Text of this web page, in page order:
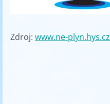
Zdroj: www.ne-plyn.hys.cz